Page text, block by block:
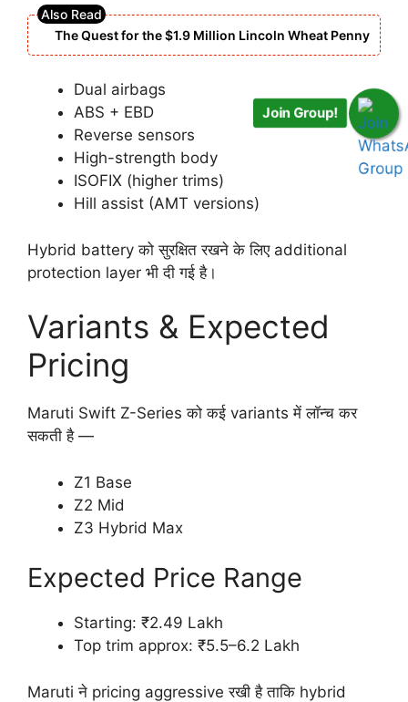
The Quest for the $1.9 Million Lincoln Wheat Penny
Dual airbags
ABS + EBD
Reverse sensors
High-strength body
ISOFIX (higher trims)
Hill assist (AMT versions)
Hybrid battery को सुरक्षित रखने के लिए additional
protection layer भी दी गई है।
Variants & Expected
Pricing
Maruti Swift Z-Series को कई variants में लॉन्च कर
सकती है —
Z1 Base
Z2 Mid
Z3 Hybrid Max
Expected Price Range
Starting: ₹2.49 Lakh
Top trim approx: ₹5.5–6.2 Lakh
Maruti ने pricing aggressive रखी है ताकि hybrid
Join Group!